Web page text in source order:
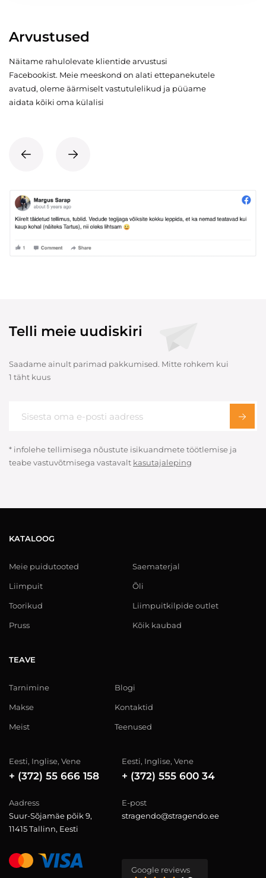
Arvustused
Näitame rahulolevate klientide arvustusi
Facebookist. Meie meeskond on alati ettepanekutele
avatud, oleme äärmiselt vastutulelikud ja püüame
aidata kõiki oma külalisi
Telli meie uudiskiri
Saadame ainult parimad pakkumised. Mitte rohkem kui
1 täht kuus
* infolehe tellimisega nõustute isikuandmete töötlemise ja
teabe vastuvõtmisega vastavalt kasutajaleping
KATALOOG
Meie puidutooted
Liimpuit
Toorikud
Pruss
Saematerjal
Õli
Liimpuitkilpide outlet
Kõik kaubad
TEAVE
Tarnimine
Makse
Meist
Blogi
Kontaktid
Teenused
Eesti, Inglise, Vene
+ (372) 55 666 158
Eesti, Inglise, Vene
+ (372) 555 600 34
Aadress
Suur-Sõjamäe põik 9,
11415 Tallinn, Eesti
E-post
stragendo@stragendo.ee
Google reviews